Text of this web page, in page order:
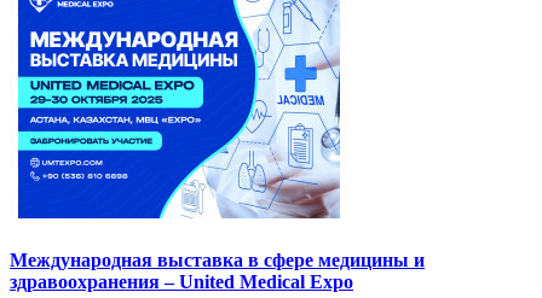
Международная выставка в сфере медицины и
здравоохранения – United Medical Expo